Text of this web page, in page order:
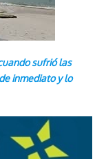
sufrió las
inmediato y lo